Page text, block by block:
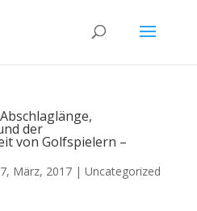
der
von Golfspielern –
März, 2017| Uncategorized